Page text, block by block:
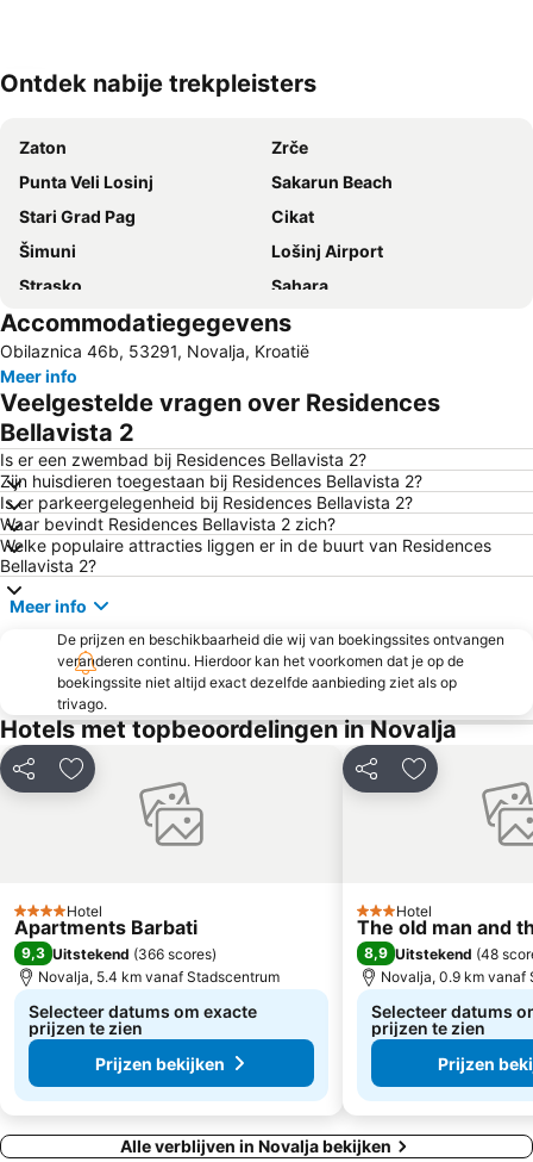
Kaart uitvouwen
Ontdek nabije trekpleisters
Zaton
Zrče
Punta Veli Losinj
Sakarun Beach
Stari Grad Pag
Cikat
Šimuni
Lošinj Airport
Strasko
Sahara
Porto Baska
Bašćanska ploča
Accommodatiegegevens
Obilaznica 46b, 53291, Novalja, Kroatië
Meer info
Veelgestelde vragen over Residences
Bellavista 2
Is er een zwembad bij Residences Bellavista 2?
Zijn huisdieren toegestaan bij Residences Bellavista 2?
Is er parkeergelegenheid bij Residences Bellavista 2?
Waar bevindt Residences Bellavista 2 zich?
Welke populaire attracties liggen er in de buurt van Residences
Bellavista 2?
Meer info
De prijzen en beschikbaarheid die wij van boekingssites ontvangen
veranderen continu. Hierdoor kan het voorkomen dat je op de
boekingssite niet altijd exact dezelfde aanbieding ziet als op
trivago.
Hotels met topbeoordelingen in Novalja
Delen Toevoegen aan favorieten
4 SterrenHotel
Apartments Barbati
9,3 Uitstekend (366 scores)
Novalja, 5.4 km vanaf Stadscentrum
Selecteer datums om exacte
prijzen te zien
Prijzen bekijken
Delen Toevoegen
3 Sterren
Hotel
The old man and
8,9 Uitstekend (48
Novalja, 0.9 km vanaf
Selecteer datums
prijzen te zien
Prijzen
Alle verblijven in Novalja bekijken